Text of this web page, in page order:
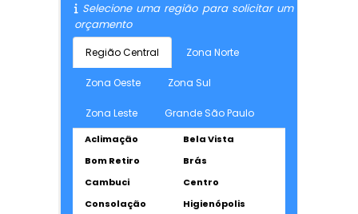
Selecione uma região para solicitar um
orçamento
Região Central Zona Norte
Zona Oeste Zona Sul
Zona Leste Grande São Paulo
Aclimação
Bela Vista
Bom Retiro
Brás
Cambuci
Centro
Consolação
Higienópolis